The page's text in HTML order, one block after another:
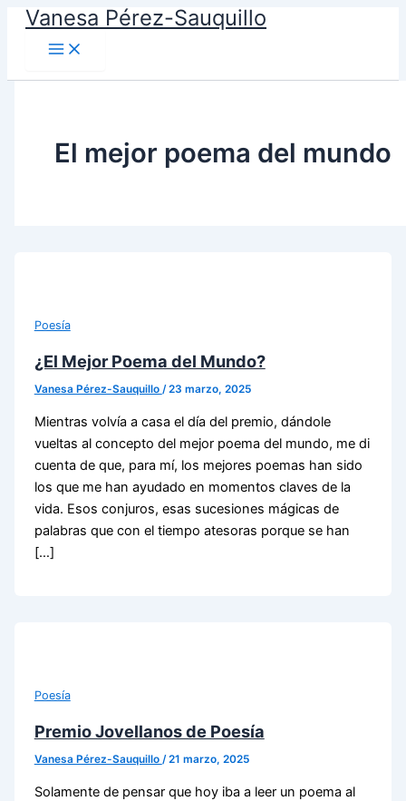
Vanesa Pérez-Sauquillo
El mejor poema del mundo
Poesía
¿El Mejor Poema del Mundo?
Vanesa Pérez-Sauquillo /23 marzo, 2025
Mientras volvía a casa el día del premio, dándole
vueltas al concepto del mejor poema del mundo, me di
cuenta de que, para mí, los mejores poemas han sido
los que me han ayudado en momentos claves de la
vida. Esos conjuros, esas sucesiones mágicas de
palabras que con el tiempo atesoras porque se han
[…]
Poesía
Premio Jovellanos de Poesía
Vanesa Pérez-Sauquillo /21 marzo, 2025
Solamente de pensar que hoy iba a leer un poema al